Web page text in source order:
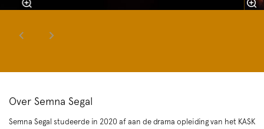
Over Semna Segal
Semna Segal studeerde in 2020 af aan de drama opleiding van het KASK